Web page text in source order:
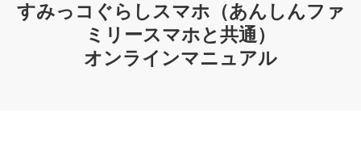
すみっコぐらしスマホ（あんしんファ
ミリースマホと共通）
オンラインマニュアル